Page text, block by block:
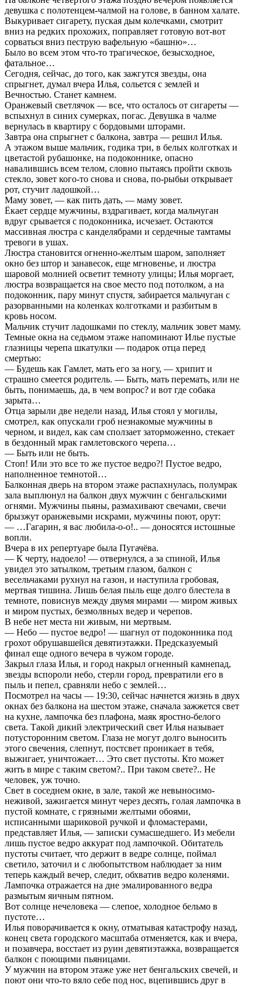
девушка с полотенцем-чалмой на голове, в банном халате.
Выкуривает сигарету, пуская дым колечками, смотрит
вниз на редких прохожих, поправляет готовую вот-вот
сорваться вниз пеструю вафельную «башню»…
Было во всем этом что-то трагическое, безысходное,
фатальное…
Сегодня, сейчас, до того, как зажгутся звезды, она
спрыгнет, думал вчера Илья, сольется с землей и
Вечностью. Станет камнем.
Оранжевый светлячок — все, что осталось от сигареты —
вспыхнул в синих сумерках, погас. Девушка в чалме
вернулась в квартиру с бордовыми шторами.
Завтра она спрыгнет с балкона, завтра — решил Илья.
А этажом выше мальчик, годика три, в белых колготках и
цветастой рубашонке, на подоконнике, опасно
навалившись всем телом, словно пытаясь пройти сквозь
стекло, зовет кого-то снова и снова, по-рыбьи открывает
рот, стучит ладошкой…
Маму зовет, — как пить дать, — маму зовет.
Ёкает сердце мужчины, вздрагивает, когда мальчуган
вдруг срывается с подоконника, исчезает. Остаются
массивная люстра с канделябрами и сердечные тамтамы
тревоги в ушах.
Люстра становится огненно-желтым шаром, заполняет
окно без штор и занавесок, еще мгновенье, и люстра
шаровой молнией осветит темноту улицы; Илья моргает,
люстра возвращается на свое место под потолком, а на
подоконник, пару минут спустя, забирается мальчуган с
разорванными на коленках колготками и разбитым в
кровь носом.
Мальчик стучит ладошками по стеклу, мальчик зовет маму.
Темные окна на седьмом этаже напоминают Илье пустые
глазницы черепа шкатулки — подарок отца перед
смертью:
— Будешь как Гамлет, мать его за ногу, — хрипит и
страшно смеется родитель. — Быть, мать перемать, или не
быть, понимаешь, да, в чем вопрос? и вот где собака
зарыта…
Отца зарыли две недели назад, Илья стоял у могилы,
смотрел, как опускали гроб незнакомые мужчины в
черном, и видел, как сам сползает заторможенно, стекает
в бездонный мрак гамлетовского черепа…
— Быть или не быть.
Стоп! Или это все то же пустое ведро?! Пустое ведро,
наполненное темнотой…
Балконная дверь на втором этаже распахнулась, полумрак
зала выплюнул на балкон двух мужчин с бенгальскими
огнями. Мужчины пьяны, размахивают свечами, свечи
брызжут оранжевыми искрами, мужчины поют, орут:
— …Гагарин, я вас любила-о-о!.. — доносятся истошные
вопли.
Вчера в их репертуаре была Пугачёва.
— К черту, надоело! — отвернулся, а за спиной, Илья
увидел это затылком, третьим глазом, балкон с
весельчаками рухнул на газон, и наступила гробовая,
мертвая тишина. Лишь белая пыль еще долго блестела в
темноте, повиснув между двумя мирами — миром живых
и миром пустых, безмолвных ведер и черепов.
В небе нет места ни живым, ни мертвым.
— Небо — пустое ведро! — шагнул от подоконника под
грохот обрушавшейся девятиэтажки. Предсказуемый
финал еще одного вечера в чужом городе.
Закрыл глаза Илья, и город накрыл огненный камнепад,
звезды вспороли небо, стерли город, превратили его в
пыль и пепел, сравняли небо с землей…
Посмотрел на часы — 19:30, сейчас начнется жизнь в двух
окнах без балкона на шестом этаже, сначала зажжется свет
на кухне, лампочка без плафона, маяк яростно-белого
света. Такой дикий электрический свет Илья называет
потусторонним светом. Глаза не могут долго выносить
этого свечения, слепнут, постсвет проникает в тебя,
выжигает, уничтожает… Это свет пустоты. Кто может
жить в мире с таким светом?.. При таком свете?.. Не
человек, уж точно.
Свет в соседнем окне, в зале, такой же невыносимо-
неживой, зажигается минут через десять, голая лампочка в
пустой комнате, с грязными желтыми обоями,
исписанными шариковой ручкой и фломастерами,
представляет Илья, — записки сумасшедшего. Из мебели
лишь пустое ведро аккурат под лампочкой. Обитатель
пустоты считает, что держит в ведре солнце, поймал
светило, заточил и с любопытством наблюдает за ним
теперь каждый вечер, следит, обхватив ведро коленями.
Лампочка отражается на дне эмалированного ведра
размытым яичным пятном.
Вот солнце нечеловека — слепое, холодное бельмо в
пустоте…
Илья поворачивается к окну, отматывая катастрофу назад,
конец света городского масштаба отменяется, как и вчера,
и позавчера, восстает из руин девятиэтажка, возвращается
балкон с поющими пьяницами.
У мужчин на втором этаже уже нет бенгальских свечей, и
поют они что-то вяло себе под нос, вцепившись друг в